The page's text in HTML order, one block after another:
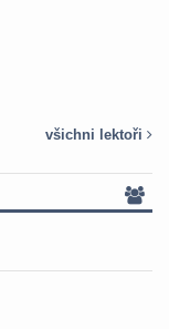
všichni lektoři